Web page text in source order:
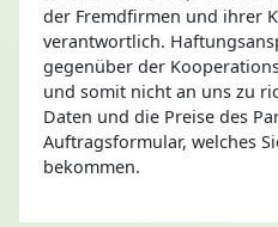
der Fremdfirmen und ihrer
verantwortlich.
gegenüber der
und somit nicht an uns zu
Daten und die Preise des
Auftragsformular, welches
bekommen.